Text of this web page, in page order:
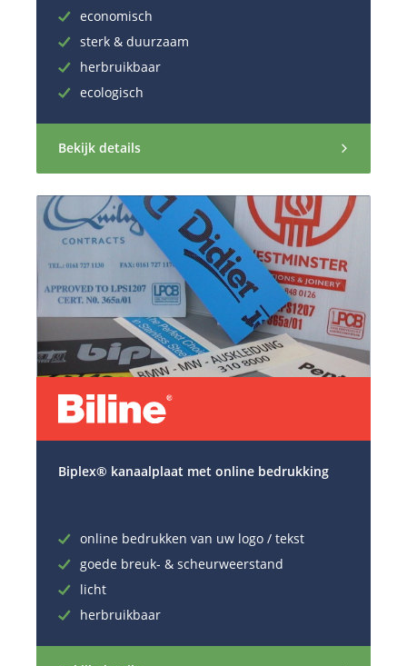
economisch
sterk & duurzaam
herbruikbaar
ecologisch
Bekijk details
Biplex® kanaalplaat met online bedrukking
online bedrukken van uw logo / tekst
goede breuk- & scheurweerstand
licht
herbruikbaar